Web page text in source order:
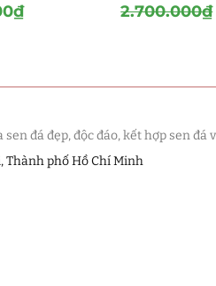
₫ 2.700.000₫
đá đẹp, độc đáo, kết hợp sen
Thành phố Hồ Chí Minh